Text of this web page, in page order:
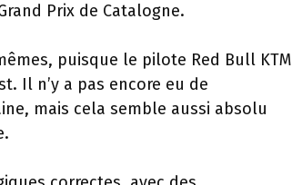
Prix de Catalogne.
puisque le pilote Red Bull KTM
Il n’y a pas encore eu de
mais cela semble aussi absolu